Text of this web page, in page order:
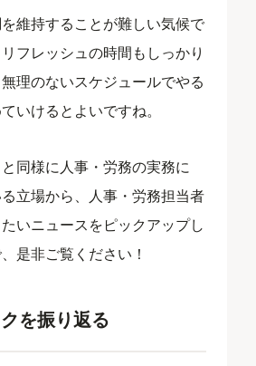
維持することが難しい気候で
フレッシュの時間もしっかり
理のないスケジュールでやる
いけるとよいですね。
同様に人事・労務の実務に
立場から、人事・労務担当者
いニュースをピックアップし
是非ご覧ください！
を振り返る